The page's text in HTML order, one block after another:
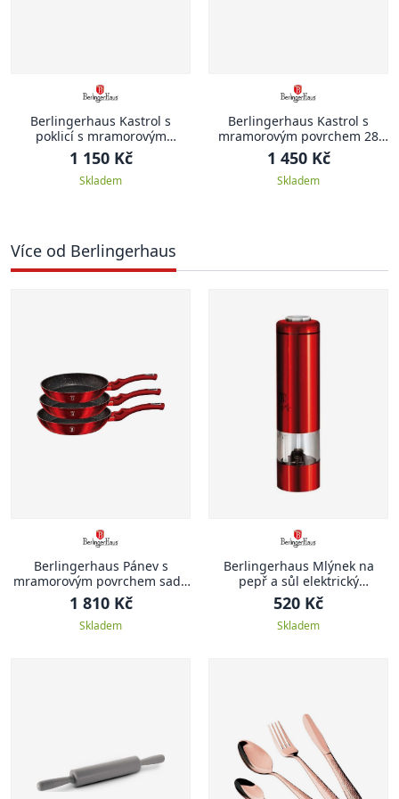
Berlingerhaus Kastrol s
poklicí s mramorovým
povrchem 20 cm Black Rose
Collection
1 150 Kč
Skladem
Berlingerhaus Kastrol s
mramorovým povrchem 28
cm Black Rose Collection
1 450 Kč
Skladem
Více od Berlingerhaus
Berlingerhaus Pánev s
mramorovým povrchem sada
3 ks Burgundy Metallic Line
1 810 Kč
Skladem
Berlingerhaus Mlýnek na
pepř a sůl elektrický
Burgundy Metallic Line
520 Kč
Skladem